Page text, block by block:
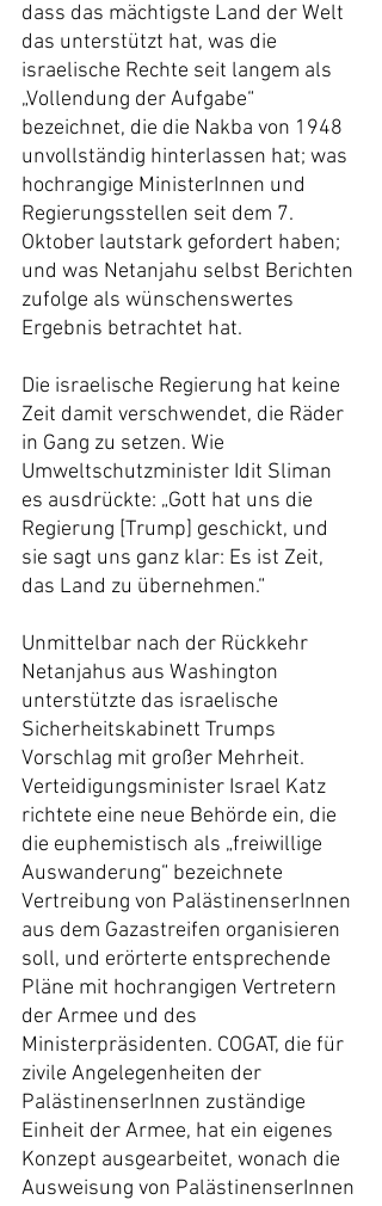
dass das mächtigste Land der Welt
das unterstützt hat, was die
israelische Rechte seit langem als
„Vollendung der Aufgabe“
bezeichnet, die die Nakba von 1948
unvollständig hinterlassen hat; was
hochrangige MinisterInnen und
Regierungsstellen seit dem 7.
Oktober lautstark gefordert haben;
und was Netanjahu selbst Berichten
zufolge als wünschenswertes
Ergebnis betrachtet hat.
Die israelische Regierung hat keine
Zeit damit verschwendet, die Räder
in Gang zu setzen. Wie
Umweltschutzminister Idit Sliman
es ausdrückte: „Gott hat uns die
Regierung [Trump] geschickt, und
sie sagt uns ganz klar: Es ist Zeit,
das Land zu übernehmen.“
Unmittelbar nach der Rückkehr
Netanjahus aus Washington
unterstützte das israelische
Sicherheitskabinett Trumps
Vorschlag mit großer Mehrheit.
Verteidigungsminister Israel Katz
richtete eine neue Behörde ein, die
die euphemistisch als „freiwillige
Auswanderung“ bezeichnete
Vertreibung von PalästinenserInnen
aus dem Gazastreifen organisieren
soll, und erörterte entsprechende
Pläne mit hochrangigen Vertretern
der Armee und des
Ministerpräsidenten. COGAT, die für
zivile Angelegenheiten der
PalästinenserInnen zuständige
Einheit der Armee, hat ein eigenes
Konzept ausgearbeitet, wonach die
Ausweisung von PalästinenserInnen